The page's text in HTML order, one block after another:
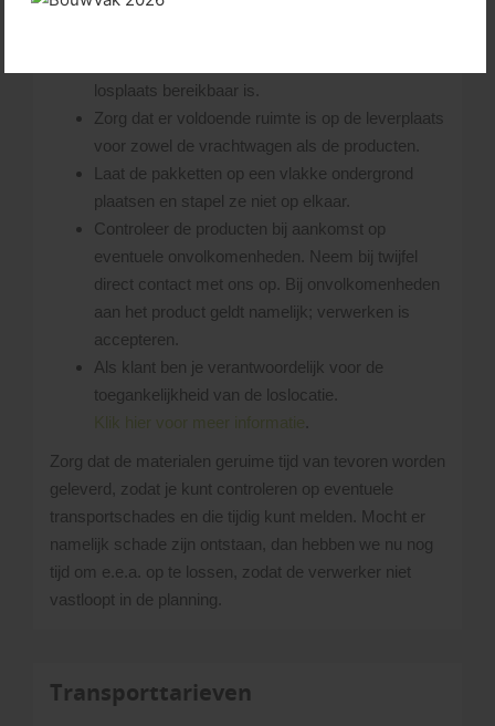
hierbij is, dat de chauffeur steeds schade aan
losplaats bereikbaar is.
Zorg dat er voldoende ruimte is op de leverplaats
voor zowel de vrachtwagen als de producten.
Laat de pakketten op een vlakke ondergrond
plaatsen en stapel ze niet op elkaar.
Controleer de producten bij aankomst op
eventuele onvolkomenheden. Neem bij twijfel
direct contact met ons op. Bij onvolkomenheden
aan het product geldt namelijk; verwerken is
accepteren.
Als klant ben je verantwoordelijk voor de
toegankelijkheid van de loslocatie.
Klik hier voor meer informatie
Zorg dat de materialen geruime tijd van tevoren worden
geleverd, zodat je kunt controleren op eventuele
transportschades en die tijdig kunt melden. Mocht er
namelijk schade zijn ontstaan, dan hebben we nu nog
tijd om e.e.a. op te lossen, zodat de verwerker niet
vastloopt in de planning.
Transporttarieven